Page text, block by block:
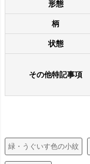
形態
柄
状態
その他特記事項
緑・うぐいす色の小紋